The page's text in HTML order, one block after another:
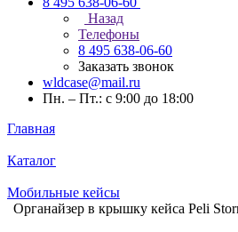
Назад
Телефоны
8 495 638-06-60
Заказать звонок
wldcase@mail.ru
Пн. – Пт.: с 9:00 до 18:00
Главная
Каталог
Мобильные кейсы
Органайзер в крышку кейса Peli